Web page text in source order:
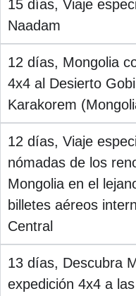
15 días, Viaje
Naadam
12 días, Mongolia
4x4 al Desierto
Karakorem
12 días, Viaje
nómadas de los
Mongolia en el
billetes aéreos
Central
13 días, Descubra
expedición 4x4 a